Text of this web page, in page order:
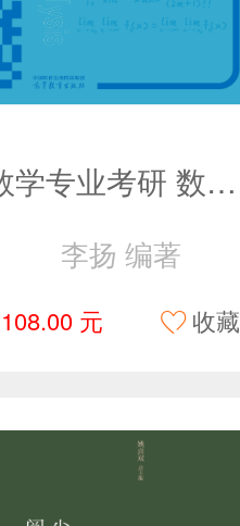
数学专业考研 数学分析强化讲义（上册）
李扬 编著
108.00 元 收藏